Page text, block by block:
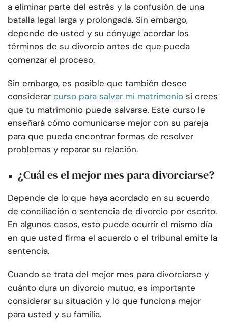
a eliminar parte del estrés y la confusión de una
batalla legal larga y prolongada. Sin embargo,
depende de usted y su cónyuge acordar los
términos de su divorcio antes de que pueda
comenzar el proceso.
Sin embargo, es posible que también desee
considerar curso para salvar mi matrimonio si crees
que tu matrimonio puede salvarse. Este curso le
enseñará cómo comunicarse mejor con su pareja
para que pueda encontrar formas de resolver
problemas y reparar su relación.
¿Cuál es el mejor mes para divorciarse?
Depende de lo que haya acordado en su acuerdo
de conciliación o sentencia de divorcio por escrito.
En algunos casos, esto puede ocurrir el mismo día
en que usted firma el acuerdo o el tribunal emite la
sentencia.
Cuando se trata del mejor mes para divorciarse y
cuánto dura un divorcio mutuo, es importante
considerar su situación y lo que funciona mejor
para usted y su familia.